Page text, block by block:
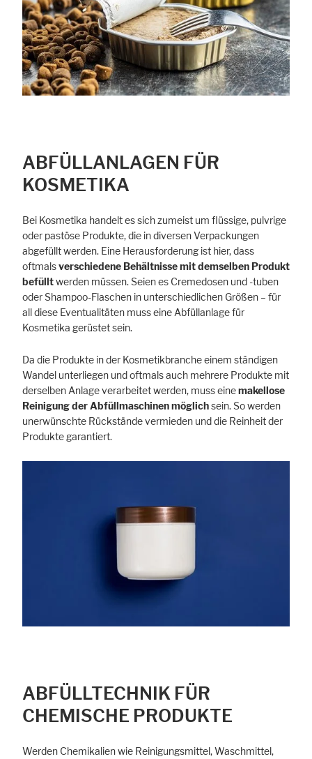
ABFÜLLANLAGEN FÜR
KOSMETIKA
Bei Kosmetika handelt es sich zumeist um flüssige, pulvrige
oder pastöse Produkte, die in diversen Verpackungen
abgefüllt werden. Eine Herausforderung ist hier, dass
oftmalsverschiedene Behältnisse mit demselben Produkt
befülltwerden müssen. Seien es Cremedosen und -tuben
oder Shampoo-Flaschen in unterschiedlichen Größen – für
all diese Eventualitäten muss eine Abfüllanlage für
Kosmetika gerüstet sein.
Da die Produkte in der Kosmetikbranche einem ständigen
Wandel unterliegen und oftmals auch mehrere Produkte mit
derselben Anlage verarbeitet werden, muss einemakellose
Reinigung der Abfüll­maschinen möglichsein. So werden
unerwünschte Rückstände vermieden und die Reinheit der
Produkte garantiert.
ABFÜLLTECHNIK FÜR
CHEMISCHE PRODUKTE
Werden Chemikalien wie Reinigungsmittel, Waschmittel,